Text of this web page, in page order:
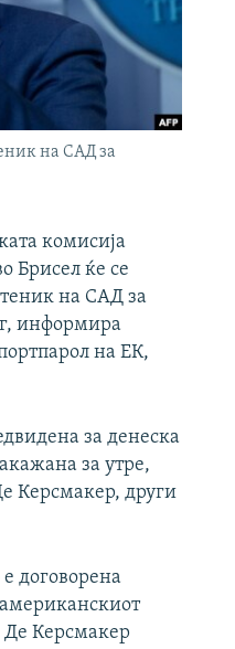
на САД за
комисија
Брисел ќе се
на САД за
информира
на ЕК,
за денеска
за утре,
Керсмакер, други
договорена
Де Керсмакер